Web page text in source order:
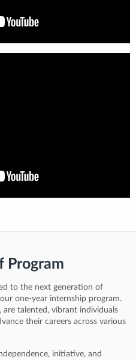
Program
to the next generation of
one-year internship program.
are talented, vibrant individuals
their careers across various
initiative, and